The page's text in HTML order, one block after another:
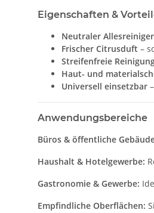
Eigenschaften &
Neutraler Allesreiniger
Frischer Citrusduft –
Streifenfreie
Haut- und
Universell einsetzbar
Anwendungsbereiche
Büros & öffentliche
Haushalt & Hotelgewerbe:
Gastronomie & Gewerbe:
Empfindliche Oberflächen: